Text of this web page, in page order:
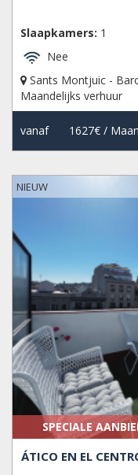
Slaapkamers: 1
Nee
Sants Montjuic -
Maandelijks verhuur
vanaf 1627€/
NIEUW
SPECIALE
ÁTICO EN EL